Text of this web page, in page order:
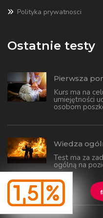
Polityka prywatnosci
Ostatnie testy
Pierwsza
Kurs ma na
umiejętności
osobom
Wiedza
Test ma za
ogólną na